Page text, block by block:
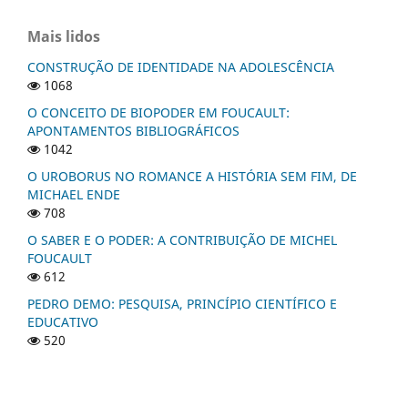
Mais lidos
CONSTRUÇÃO DE IDENTIDADE NA ADOLESCÊNCIA
1068
O CONCEITO DE BIOPODER EM FOUCAULT:
APONTAMENTOS BIBLIOGRÁFICOS
1042
O UROBORUS NO ROMANCE A HISTÓRIA SEM FIM, DE
MICHAEL ENDE
708
O SABER E O PODER: A CONTRIBUIÇÃO DE MICHEL
FOUCAULT
612
PEDRO DEMO: PESQUISA, PRINCÍPIO CIENTÍFICO E
EDUCATIVO
520